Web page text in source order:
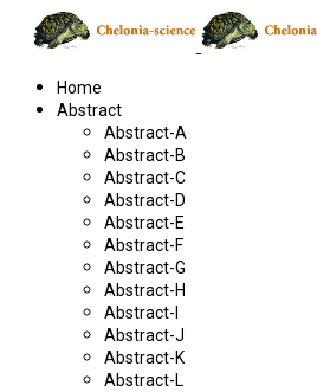
Home
Abstract
Abstract-A
Abstract-B
Abstract-C
Abstract-D
Abstract-E
Abstract-F
Abstract-G
Abstract-H
Abstract-I
Abstract-J
Abstract-K
Abstract-L